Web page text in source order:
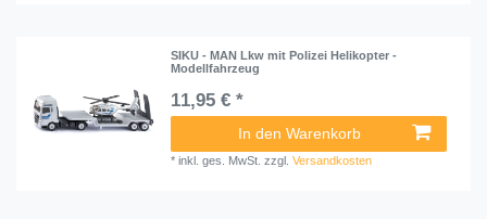
SIKU - MAN Lkw mit Polizei Helikopter -
Modellfahrzeug
11,95 € *
In den Warenkorb
*inkl. ges. MwSt. zzgl.Versandkosten